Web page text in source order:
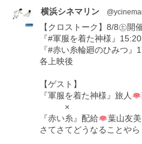
横浜シネマリン
【クロストーク】8/8㊏開
『#軍服を着た神様』
『#赤い糸輪廻のひみつ』
各上映後
【ゲスト】
『軍服を着た神様』旅人
×
『赤い糸』配給
葉山友
さてさてどうなることやら